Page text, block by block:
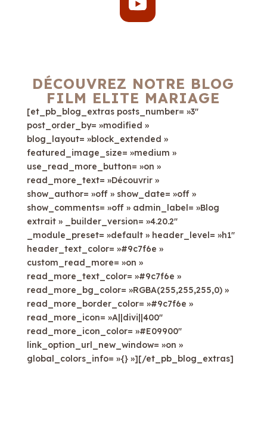
DÉCOUVREZ NOTRE BLOG
FILM ELITE MARIAGE
[et_pb_blog_extras posts_number= »3″
post_order_by= »modified »
blog_layout= »block_extended »
featured_image_size= »medium »
use_read_more_button= »on »
read_more_text= »Découvrir »
show_author= »off » show_date= »off »
show_comments= »off » admin_label= »Blog
extrait » _builder_version= »4.20.2″
_module_preset= »default » header_level= »h1″
header_text_color= »#9c7f6e »
custom_read_more= »on »
read_more_text_color= »#9c7f6e »
read_more_bg_color= »RGBA(255,255,255,0) »
read_more_border_color= »#9c7f6e »
read_more_icon= »A||divi||400″
read_more_icon_color= »#E09900″
link_option_url_new_window= »on »
global_colors_info= »{} »][/et_pb_blog_extras]